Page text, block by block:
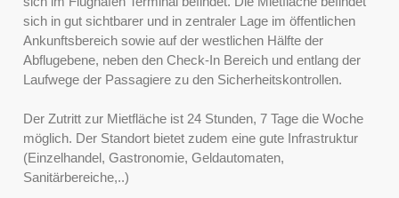
sich in gut sichtbarer und in zentraler Lage im öffentlichen
Ankunftsbereich sowie auf der westlichen Hälfte der
Abflugebene, neben den Check-In Bereich und entlang der
Laufwege der Passagiere zu den Sicherheitskontrollen.
Der Zutritt zur Mietfläche ist 24 Stunden, 7 Tage die Woche
möglich. Der Standort bietet zudem eine gute Infrastruktur
(Einzelhandel, Gastronomie, Geldautomaten,
Sanitärbereiche,..)